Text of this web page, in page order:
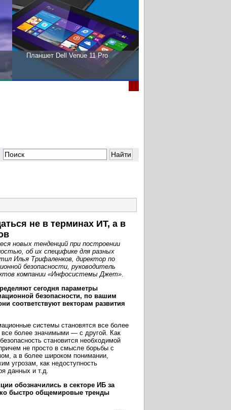
Планшет Dell Venue 11 Pro
не в терминах ИТ, а в
новых тенденций при построении
об их специфике для разных
Илья Трифаленков, директор по
безопасности, руководитель
компании «Инфосистемы Джет».
сегодня параметры
безопасности, по вашим
соответствуют векторам развития
системы становятся все более
более значимыми — с другой. Как
становится необходимой
не просто в смысле борьбы с
а в более широком понимании,
угрозам, как недоступность
данных и т.д.
обозначились в секторе ИБ за
быстро общемировые тренды